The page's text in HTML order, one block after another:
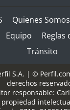
Quienes Somos
Equipo
Reglas
Tránsito
S.A. | ©
derechos
responsable:
propiedad